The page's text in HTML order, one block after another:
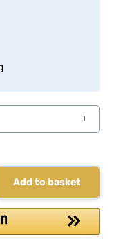
Add to basket